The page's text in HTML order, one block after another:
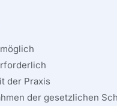
der Praxis
der gesetzlichen